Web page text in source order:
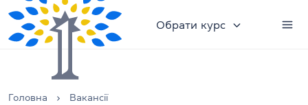
Обрати курс
Головна Вакансії